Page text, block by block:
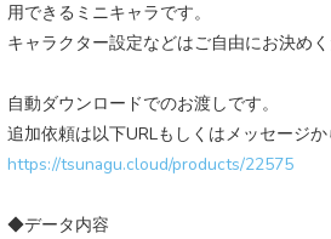
用できるミニキャラです。
キャラクター設定などはご自由にお決めく
自動ダウンロードでのお渡しです。
追加依頼は以下URLもしくはメッセージか
https://tsunagu.cloud/products/22575
◆データ内容